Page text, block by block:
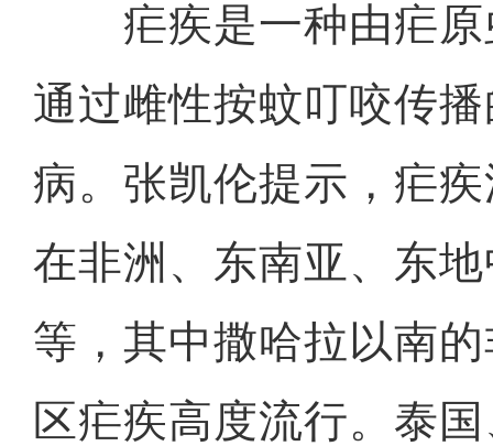
疟疾是一种由疟原
通过雌性按蚊叮咬传
病。张凯伦提示，疟
在非洲、东南亚、东
等，其中撒哈拉以南
区疟疾高度流行。泰